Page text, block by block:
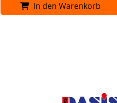
In den Warenkorb